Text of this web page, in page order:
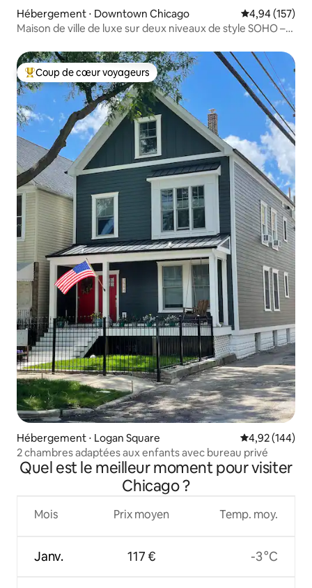
Hébergement ⋅ Downtown Chicago Évaluation
4,94 (157)
Maison de ville de luxe sur deux niveaux de style SOHO –
Coups de cœur voyageurs les plus appréciés
Coup de cœur voyageurs
Hébergement ⋅ Logan Square Évaluation
4,92 (144)
2 chambres adaptées aux enfants avec bureau privé
Quel est le meilleur moment pour visiter
Chicago ?
Mois
Janv.
Prix moyen
117 €
Temp. moy.
-3 °C